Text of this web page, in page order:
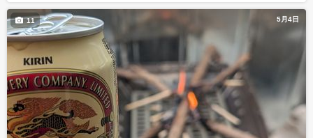
5月4日
11